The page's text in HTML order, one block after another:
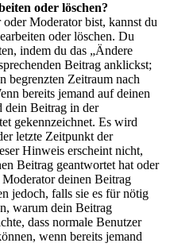
oder löschen?
Moderator bist, kannst du
oder löschen. Du
indem du das „Ändere
Beitrag anklickst;
begrenzten Zeitraum nach
bereits jemand auf deinen
dein Beitrag in der
gekennzeichnet. Es wird
letzte Zeitpunkt der
Hinweis erscheint nicht,
Beitrag geantwortet hat oder
deinen Beitrag
jedoch, falls sie es für nötig
warum dein Beitrag
dass normale Benutzer
wenn bereits jemand